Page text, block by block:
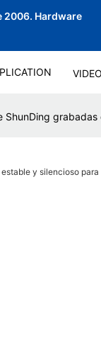
2006. Hardware
VIDEO